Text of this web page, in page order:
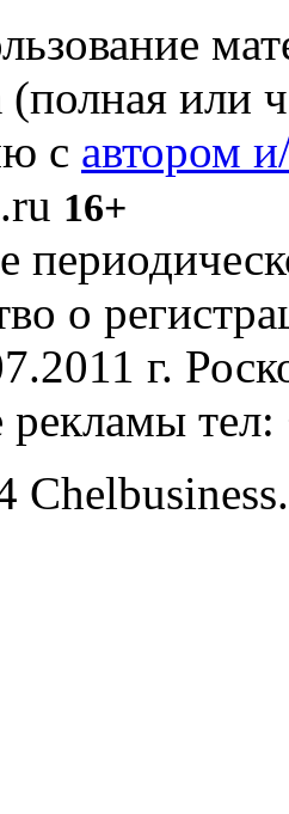
(полная или
с автором
16+
о
г.